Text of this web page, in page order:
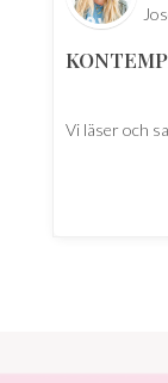
Vi läser och